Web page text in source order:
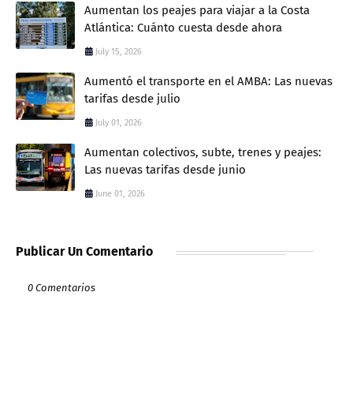
Aumentan los peajes para viajar a la Costa
Atlántica: Cuánto cuesta desde ahora
July 15, 2026
Aumentó el transporte en el AMBA: Las nuevas
tarifas desde julio
July 01, 2026
Aumentan colectivos, subte, trenes y peajes:
Las nuevas tarifas desde junio
June 01, 2026
Publicar Un Comentario
0 Comentarios